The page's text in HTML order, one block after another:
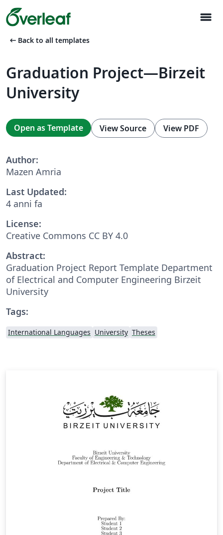
menu
arrow_left_alt Back to all templates
Graduation Project—Birzeit
University
Open as Template View Source View PDF
Author:
Mazen Amria
Last Updated:
4 anni fa
License:
Creative Commons CC BY 4.0
Abstract:
Graduation Project Report Template Department
of Electrical and Computer Engineering Birzeit
University
Tags:
International Languages University Theses